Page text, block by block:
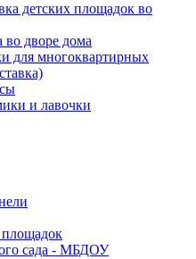
детских площадок во
во дворе дома
для многоквартирных
и лавочки
площадок
сада - МБДОУ